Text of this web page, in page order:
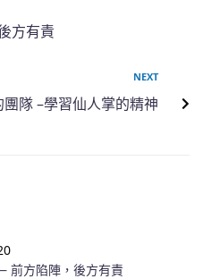
方有責
NEXT
隊 –學習仙人掌的精神
前方陷陣，後方有責